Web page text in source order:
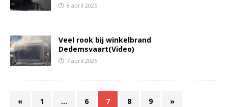
8 april 2025
Veel rook bij winkelbrand
Dedemsvaart(Video)
7 april 2025
« 1 … 6 7 8 9 »